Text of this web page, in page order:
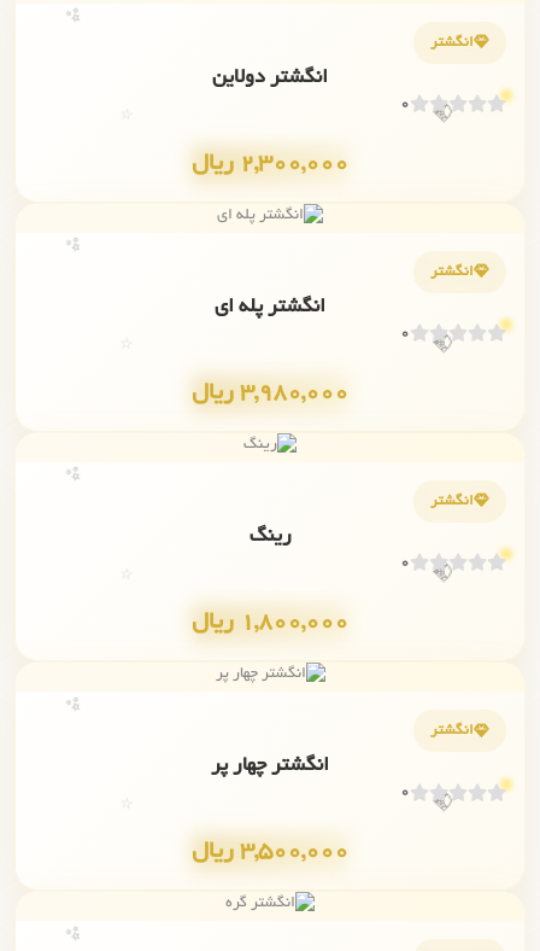
انگشتر
انگشتر دولاین
0
2,300,000 ریال
💎
انگشتر
انگشتر پله ای
0
3,980,000 ریال
💎
انگشتر
رینگ
0
1,800,000 ریال
💎
انگشتر
انگشتر چهار پر
0
3,500,000 ریال
💎